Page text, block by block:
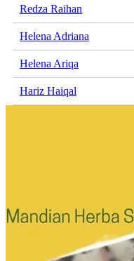
Redza Raihan
Helena Adriana
Helena Ariqa
Hariz Haiqal